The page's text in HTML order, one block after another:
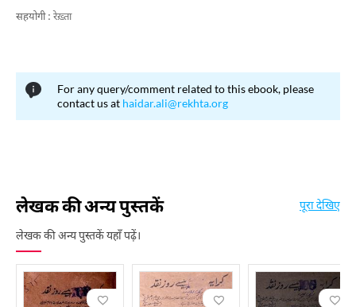
सहयोगी : रेख़्ता
For any query/comment related to this ebook, please
contact us at haidar.ali@rekhta.org
लेखक की अन्य पुस्तकें
लेखक की अन्य पुस्तकें यहाँ पढ़ें।
पूरा देखिए